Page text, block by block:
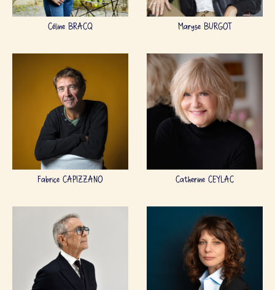
Céline BRACQ Maryse BURGOT
Fabrice CAPIZZANO Catherine CEYLAC